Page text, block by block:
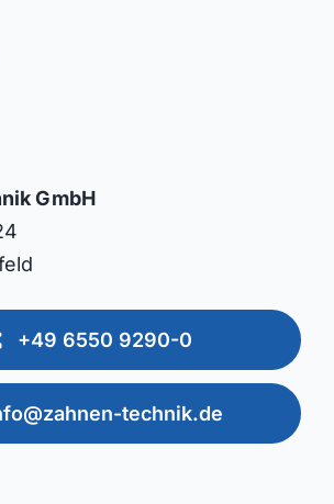
GmbH
+49 6550 9290-0
technik.de